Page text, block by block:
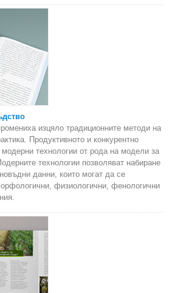
изцяло традиционните методи на
Продуктивното и конкурентно
технологии от рода на модели за
технологии позволяват набиране
данни, които могат да се
физиологични, фенологични